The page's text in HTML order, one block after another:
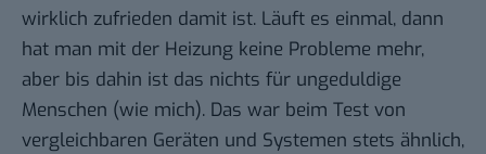
wirklich zufrieden damit ist. Läuft es einmal, dann
hat man mit der Heizung keine Probleme mehr,
aber bis dahin ist das nichts für ungeduldige
Menschen (wie mich). Das war beim Test von
vergleichbaren Geräten und Systemen stets ähnlich,